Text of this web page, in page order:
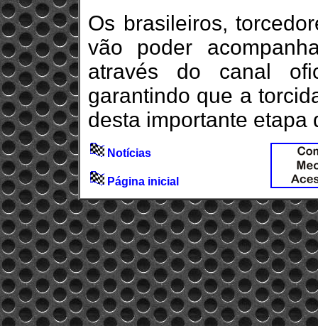
Os brasileiros,
vão poder
através do canal
garantindo que a
desta importante etapa
Notícias
Página inicial